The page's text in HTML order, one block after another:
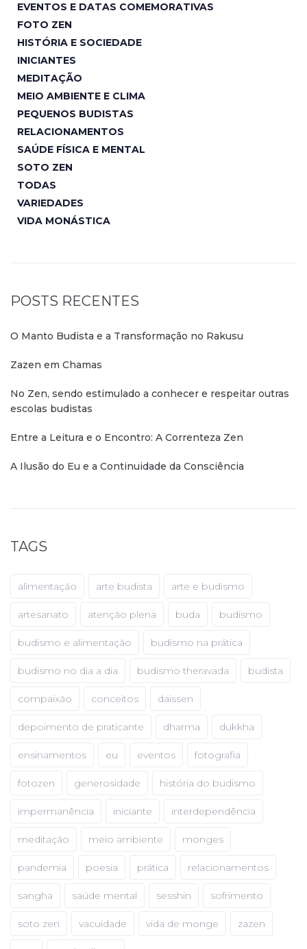
EVENTOS E DATAS COMEMORATIVAS
FOTO ZEN
HISTÓRIA E SOCIEDADE
INICIANTES
MEDITAÇÃO
MEIO AMBIENTE E CLIMA
PEQUENOS BUDISTAS
RELACIONAMENTOS
SAÚDE FÍSICA E MENTAL
SOTO ZEN
TODAS
VARIEDADES
VIDA MONÁSTICA
POSTS RECENTES
O Manto Budista e a Transformação no Rakusu
Zazen em Chamas
No Zen, sendo estimulado a conhecer e respeitar outras
escolas budistas
Entre a Leitura e o Encontro: A Correnteza Zen
A Ilusão do Eu e a Continuidade da Consciência
TAGS
alimentação arte budista arte e budismo
artesanato atenção plena buda budismo
budismo e alimentação budismo na prática
budismo no dia a dia budismo theravada budista
compaixão conceitos daissen
depoimento de praticante dharma dukkha
ensinamentos eu eventos fotografia
fotozen generosidade história do budismo
impermanência iniciante interdependência
meditação meio ambiente monges
pandemia poesia prática relacionamentos
sangha saúde mental sesshin sofrimento
soto zen vacuidade vida de monge zazen